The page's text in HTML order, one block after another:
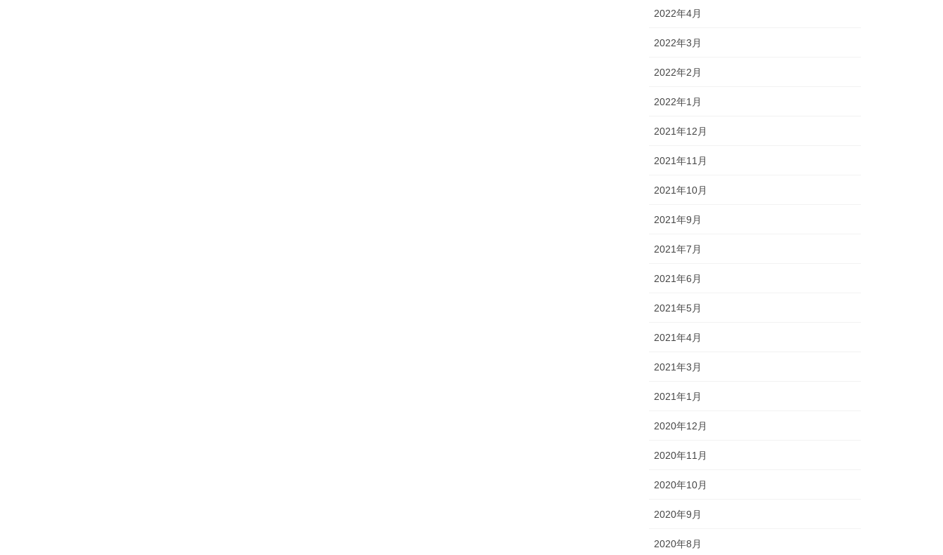
2022年4月
2022年3月
2022年2月
2022年1月
2021年12月
2021年11月
2021年10月
2021年9月
2021年7月
2021年6月
2021年5月
2021年4月
2021年3月
2021年1月
2020年12月
2020年11月
2020年10月
2020年9月
2020年8月